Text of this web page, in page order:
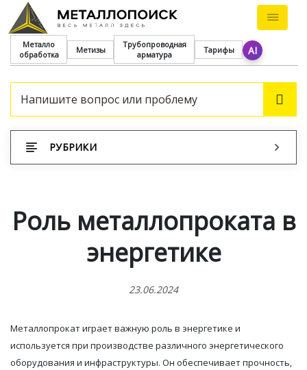
Металло
обработка
Метизы
Трубопроводная
арматура
Тарифы AI
РУБРИКИ
Роль металлопроката в
энергетике
23.06.2024
Металлопрокат играет важную роль в энергетике и
используется при производстве различного энергетического
оборудования и инфраструктуры. Он обеспечивает прочность,